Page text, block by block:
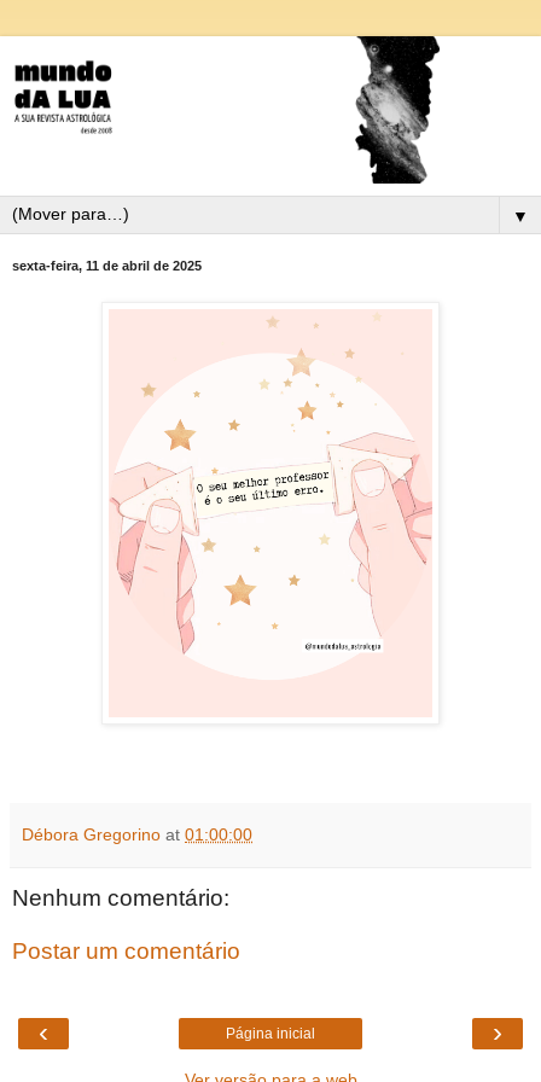
▼
sexta-feira, 11 de abril de 2025
Débora Gregorino at 01:00:00
Nenhum comentário:
Postar um comentário
‹ ›
Página inicial